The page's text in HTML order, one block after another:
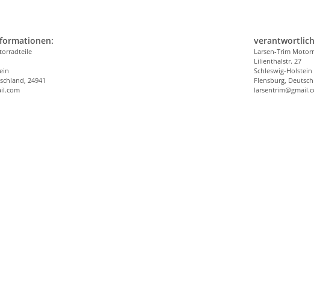
24941
Larsen-Trim
Lilienthalstr. 27
Schleswig-Holstein
Flensburg,